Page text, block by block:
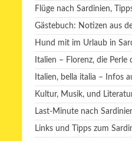
Flüge nach Sardinien,
Gästebuch: Notizen aus
Hund mit im Urlaub in
Italien – Florenz, die Perle
Italien, bella italia – Infos
Kultur, Musik, und
Last-Minute nach
Links und Tipps zum